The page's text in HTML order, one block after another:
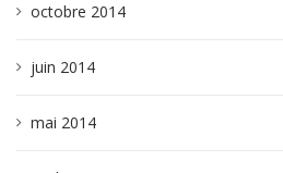
octobre 2014
juin 2014
mai 2014